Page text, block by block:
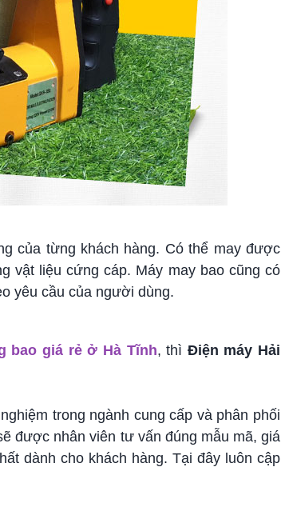
của từng khách hàng. Có thể may được
vật liệu cứng cáp. Máy may bao cũng có
yêu cầu của người dùng.
bao giá rẻ ở Hà Tĩnh, thì Điện máy Hải
trong ngành cung cấp và phân phối
được nhân viên tư vấn đúng mẫu mã, giá
dành cho khách hàng. Tại đây luôn cập